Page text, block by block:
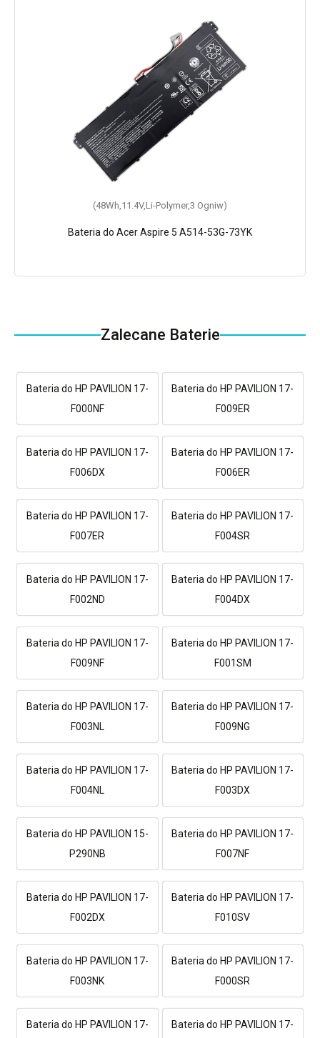
(48Wh,11.4V,Li-Polymer,3 Ogniw)
Bateria do Acer Aspire 5 A514-53G-73YK
Zalecane Baterie
Bateria do HP PAVILION 17-
F000NF
Bateria do HP PAVILION 17-
F009ER
Bateria do HP PAVILION 17-
F006DX
Bateria do HP PAVILION 17-
F006ER
Bateria do HP PAVILION 17-
F007ER
Bateria do HP PAVILION 17-
F004SR
Bateria do HP PAVILION 17-
F002ND
Bateria do HP PAVILION 17-
F004DX
Bateria do HP PAVILION 17-
F009NF
Bateria do HP PAVILION 17-
F001SM
Bateria do HP PAVILION 17-
F003NL
Bateria do HP PAVILION 17-
F009NG
Bateria do HP PAVILION 17-
F004NL
Bateria do HP PAVILION 17-
F003DX
Bateria do HP PAVILION 15-
P290NB
Bateria do HP PAVILION 17-
F007NF
Bateria do HP PAVILION 17-
F002DX
Bateria do HP PAVILION 17-
F010SV
Bateria do HP PAVILION 17-
F003NK
Bateria do HP PAVILION 17-
F000SR
Bateria do HP PAVILION 17-
Bateria do HP PAVILION 17-